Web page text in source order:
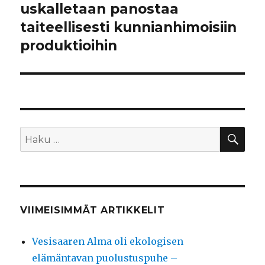
uskalletaan panostaa
taiteellisesti kunnianhimoisiin
produktioihin
Etsi:
VIIMEISIMMÄT ARTIKKELIT
Vesisaaren Alma oli ekologisen
elämäntavan puolustuspuhe –